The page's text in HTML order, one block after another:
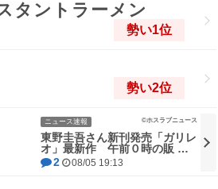
タントラーメン
勢い1位
勢い2位
東野圭吾さん新刊発売「ガリレ
オ」最新作 午前０時の販 …
2
08/05 19:13
ニュース速報 ©ホスラブニュース